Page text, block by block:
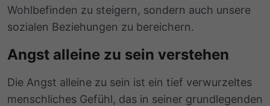
Wohlbefinden zu steigern, sondern auch unsere
sozialen Beziehungen zu bereichern.
Angst alleine zu sein verstehen
Die Angst alleine zu sein ist ein tief verwurzeltes
menschliches Gefühl, das in seiner grundlegenden